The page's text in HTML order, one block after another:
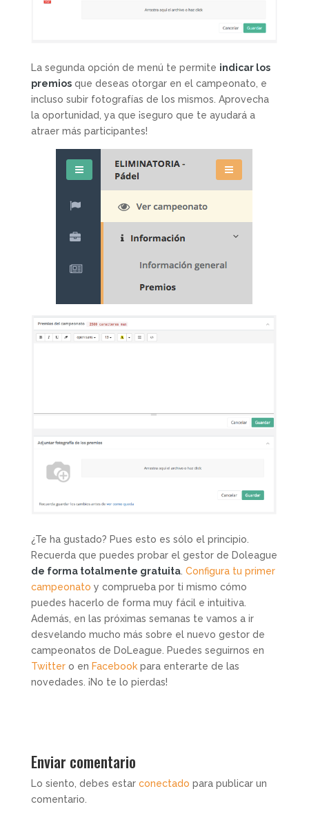
La segunda opción de menú te permite indicar los
premiosque deseas otorgar en el campeonato, e
incluso subir fotografías de los mismos. Aprovecha
la oportunidad, ya que ¡seguro que te ayudará a
atraer más participantes!
¿Te ha gustado? Pues esto es sólo el principio.
Recuerda que puedes probar el gestor de Doleague
de forma totalmente gratuita. Configura tu primer
campeonato y comprueba por ti mismo cómo
puedes hacerlo de forma muy fácil e intuitiva.
Además, en las próximas semanas te vamos a ir
desvelando mucho más sobre el nuevo gestor de
campeonatos de DoLeague. Puedes seguirnos en
Twittero en Facebookpara enterarte de las
novedades. ¡No te lo pierdas!
Enviar comentario
Lo siento, debes estar conectado para publicar un
comentario.